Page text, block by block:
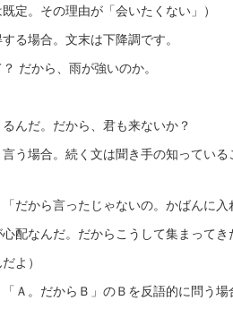
その理由が「会いたくない」）
る場合。文末は下降調です。
ら、雨が強いのか。
。だから、君も来ないか？
う場合。続く文は聞き手の知ってい
言ったじゃないの。かばんに入れ
だ。だからこうして集まってきた
）
Ａ。だからＢ」のＢを反語的に問う場